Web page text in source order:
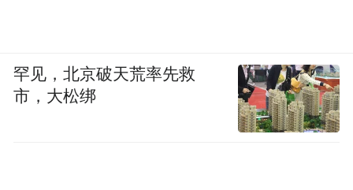
罕见，北京破天荒率先救
市，大松绑